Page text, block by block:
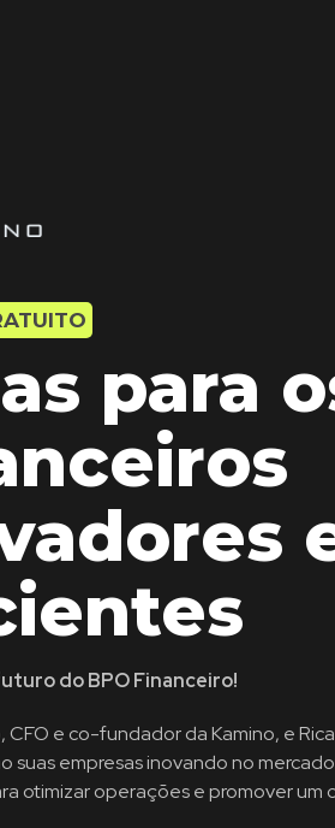
para
do BPO Financeiro!
CFO e co-fundador da Kamino, e
suas empresas inovando no
otimizar operações e promover um